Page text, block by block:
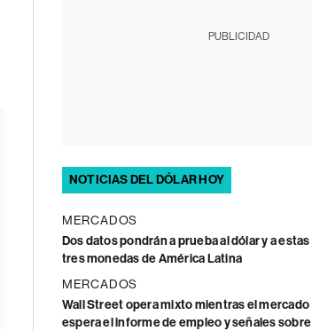
PUBLICIDAD
NOTICIAS DEL DÓLAR HOY
MERCADOS
Dos datos pondrán a prueba al dólar y a estas
tres monedas de América Latina
MERCADOS
Wall Street opera mixto mientras el mercado
espera el informe de empleo y señales sobre